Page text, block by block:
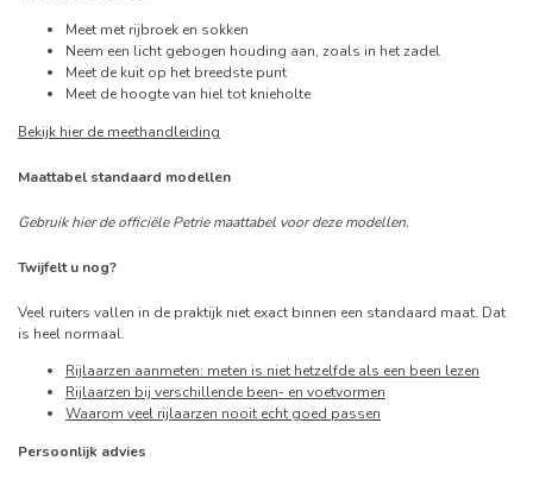
Meet met rijbroek en sokken
Neem een licht gebogen houding aan, zoals in het zadel
Meet de kuit op het breedste punt
Meet de hoogte van hiel tot knieholte
Bekijk hier de meethandleiding
Maattabel standaard modellen
Gebruik hier de officiële Petrie maattabel voor deze modellen.
Twijfelt u nog?
Veel ruiters vallen in de praktijk niet exact binnen een standaard maat. Dat
is heel normaal.
Rijlaarzen aanmeten: meten is niet hetzelfde als een been lezen
Rijlaarzen bij verschillende been- en voetvormen
Waarom veel rijlaarzen nooit echt goed passen
Persoonlijk advies